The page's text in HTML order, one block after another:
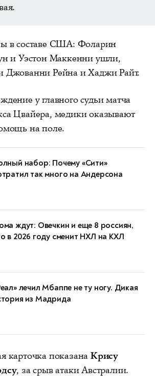
в составе США: Фоларин
и Уэстон Маккенни ушли,
Джованни Рейна и Хаджи Райт.
у главного судьи матча
Цвайера, медики оказывают
на поле.
набор: Почему «Сити»
так много на Андерсона
ждут: Овечкин и еще 8 россиян,
в 2026 году сменит НХЛ на КХЛ
лечил Мбаппе не ту ногу. Дикая
из Мадрида
карточка показана Крису
, за срыв атаки Австралии.